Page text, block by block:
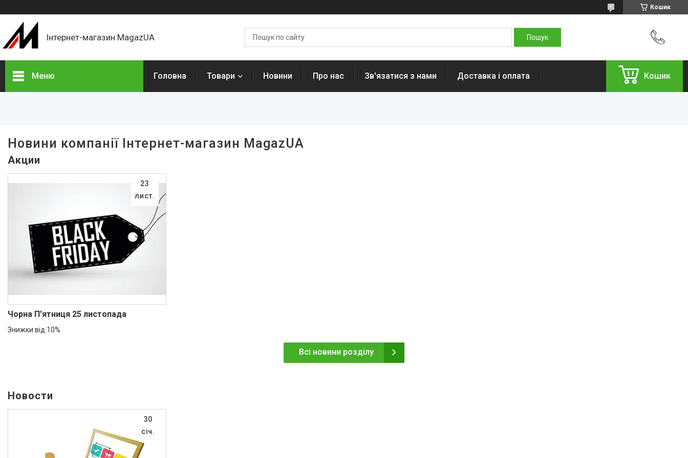
Кошик
Інтернет-магазин MagazUA
Меню
Новинки
Відгуки
Головна Товари Новини Про нас Зв'язатися з нами Доставка і оплата Кошик
Новини компанії Інтернет-магазин MagazUA
Акции
23
лист.
Чорна П'ятниця 25 листопада
Знижки від 10%
Всі новини розділу
Новости
30
січ.